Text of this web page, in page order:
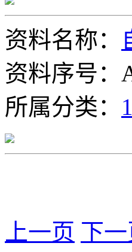
资料名称：
资料序号：
所属分类：
上一页 下一